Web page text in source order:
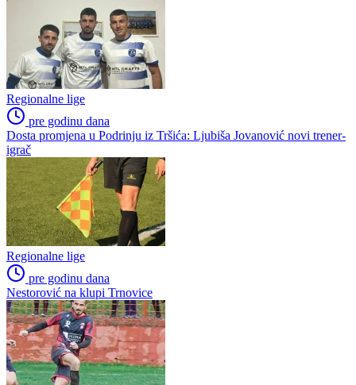
Regionalne lige
pre godinu dana
Poznat sastav Regionalne lige Republike Srpske grupa "Istok"
Područne lige
pre godinu dana
Ugašen bivši premijerligaš iz Semberije